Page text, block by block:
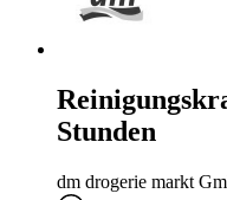
Stunden
dm drogerie markt